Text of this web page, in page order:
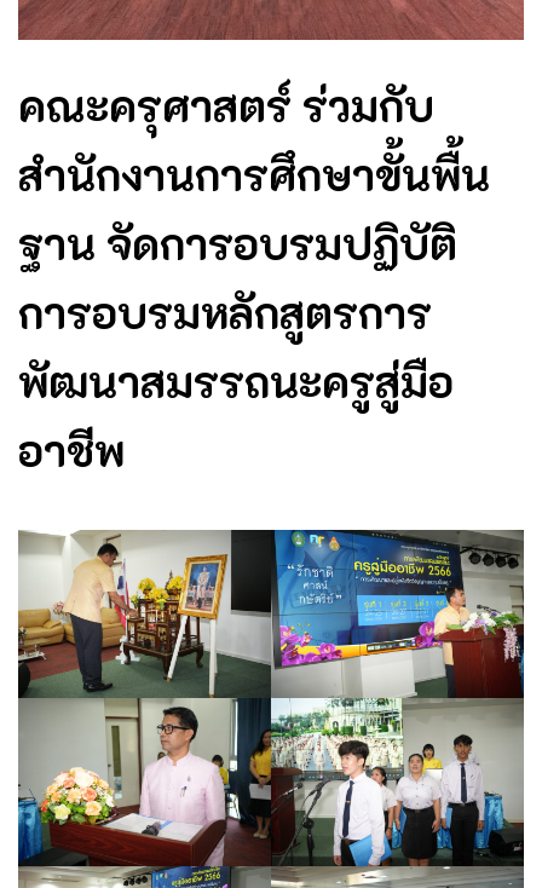
คณะครุศาสตร์ ร่วมกับ
สำนักงานการศึกษาขั้นพื้น
ฐาน จัดการอบรมปฏิบัติ
การอบรมหลักสูตรการ
พัฒนาสมรรถนะครูสู่มือ
อาชีพ